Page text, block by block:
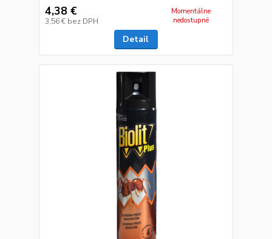
4,38 €
3,56 € bez DPH
Momentálne
nedostupné
Detail